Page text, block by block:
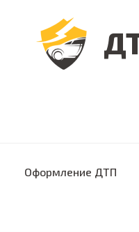
Оформление ДТП